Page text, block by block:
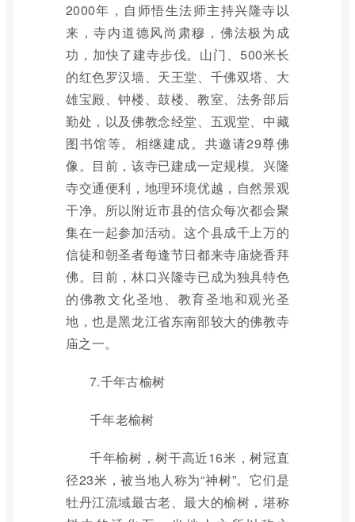
2000年，自师悟生法师主持兴隆寺以
来，寺内道德风尚肃穆，佛法极为成
功，加快了建寺步伐。山门、500米长
的红色罗汉墙、天王堂、千佛双塔、大
雄宝殿、钟楼、鼓楼、教室、法务部后
勤处，以及佛教念经堂、五观堂、中藏
图书馆等。相继建成。共邀请29尊佛
像。目前，该寺已建成一定规模。兴隆
寺交通便利，地理环境优越，自然景观
干净。所以附近市县的信众每次都会聚
集在一起参加活动。这个县成千上万的
信徒和朝圣者每逢节日都来寺庙烧香拜
佛。目前，林口兴隆寺已成为独具特色
的佛教文化圣地、教育圣地和观光圣
地，也是黑龙江省东南部较大的佛教寺
庙之一。
7.千年古榆树
千年老榆树
千年榆树，树干高近16米，树冠直
径23米，被当地人称为“神树”。它们是
牡丹江流域最古老、最大的榆树，堪称